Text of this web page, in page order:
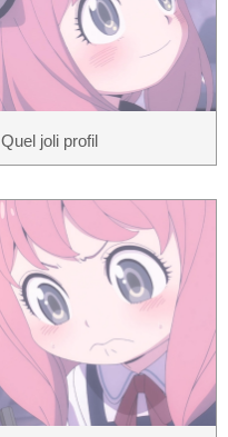
Quel joli profil